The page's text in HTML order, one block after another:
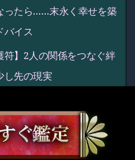
ったら……末永く幸せを築
バイス
符】2人の関係をつなぐ絆
し先の現実